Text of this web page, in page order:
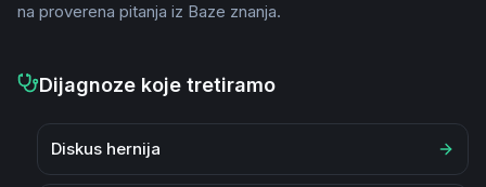
na proverena pitanja iz Baze znanja.
Dijagnoze koje tretiramo
Diskus hernija